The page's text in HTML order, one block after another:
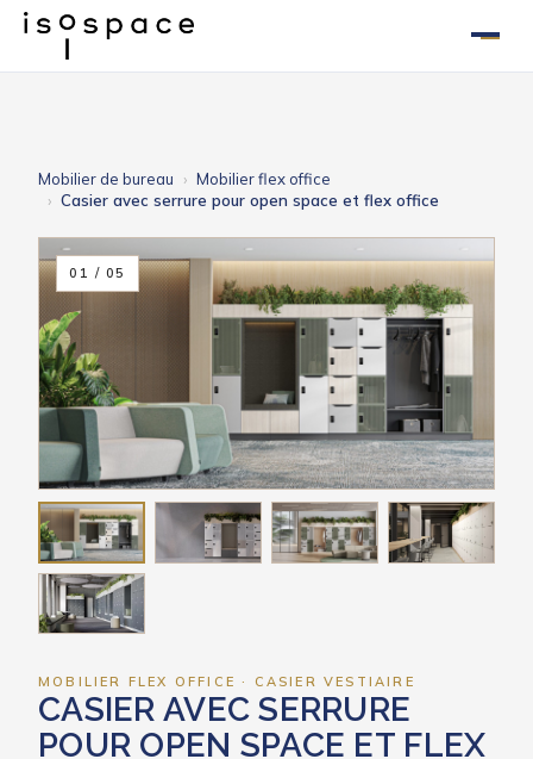
Mobilier de bureau
Mobilier flex office
Casier avec serrure pour open space et flex office
01 / 05
MOBILIER FLEX OFFICE · CASIER VESTIAIRE
CASIER AVEC SERRURE
POUR OPEN SPACE ET FLEX